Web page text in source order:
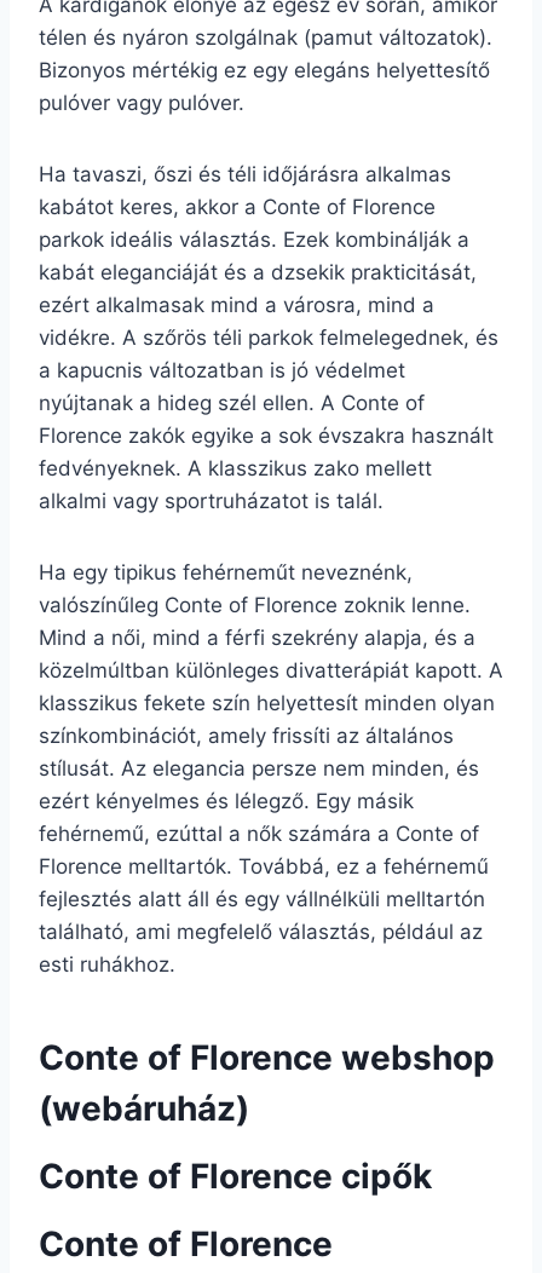
A kardigánok előnye az egész év során, amikor
télen és nyáron szolgálnak (pamut változatok).
Bizonyos mértékig ez egy elegáns helyettesítő
pulóver vagy pulóver.
Ha tavaszi, őszi és téli időjárásra alkalmas
kabátot keres, akkor a Conte of Florence
parkok ideális választás. Ezek kombinálják a
kabát eleganciáját és a dzsekik prakticitását,
ezért alkalmasak mind a városra, mind a
vidékre. A szőrös téli parkok felmelegednek, és
a kapucnis változatban is jó védelmet
nyújtanak a hideg szél ellen. A Conte of
Florence zakók egyike a sok évszakra használt
fedvényeknek. A klasszikus zako mellett
alkalmi vagy sportruházatot is talál.
Ha egy tipikus fehérneműt neveznénk,
valószínűleg Conte of Florence zoknik lenne.
Mind a női, mind a férfi szekrény alapja, és a
közelmúltban különleges divatterápiát kapott. A
klasszikus fekete szín helyettesít minden olyan
színkombinációt, amely frissíti az általános
stílusát. Az elegancia persze nem minden, és
ezért kényelmes és lélegző. Egy másik
fehérnemű, ezúttal a nők számára a Conte of
Florence melltartók. Továbbá, ez a fehérnemű
fejlesztés alatt áll és egy vállnélküli melltartón
található, ami megfelelő választás, például az
esti ruhákhoz.
Conte of Florence webshop
(webáruház)
Conte of Florence cipők
Conte of Florence